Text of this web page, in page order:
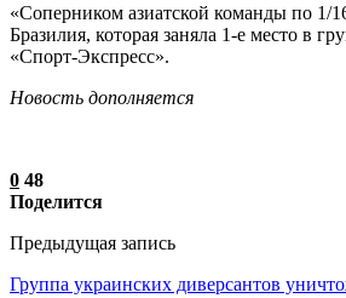
«Соперником азиатской команды по 1/
Бразилия, которая заняла 1-е место в
«Спорт-Экспресс».
Новость дополняется
0 48
Поделится
Предыдущая запись
Группа украинских диверсантов